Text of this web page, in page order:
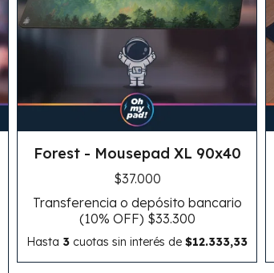
Forest - Mousepad XL 90x40
$37.000
Transferencia o depósito bancario
(10% OFF) $33.300
Hasta 3 cuotas sin interés de $12.333,33